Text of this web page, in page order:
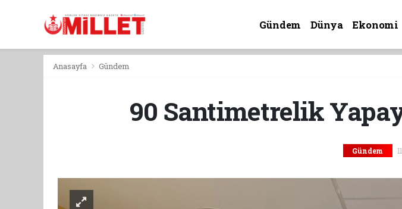
Gündem Dünya Ekonomi
Anasayfa Gündem
90 Santimetrelik
Gündem